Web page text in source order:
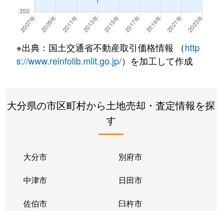
※出典：国土交通省不動産取引価格情報 （http
s://www.reinfolib.mlit.go.jp/）を加工して作成
大分県の市区町村から土地売却・査定情報を探
す
大分市 別府市
中津市 日田市
佐伯市 臼杵市